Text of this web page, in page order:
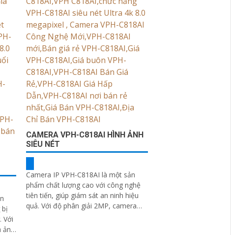
bị
ảnh
CAMERA VPH-C818AI HÌNH ẢNH
SIÊU NÉT
Camera IP VPH-C818AI là một sản
phẩm chất lượng cao với công nghệ
tiên tiến, giúp giám sát an ninh hiệu
quả. Với độ phân giải 2MP, camera